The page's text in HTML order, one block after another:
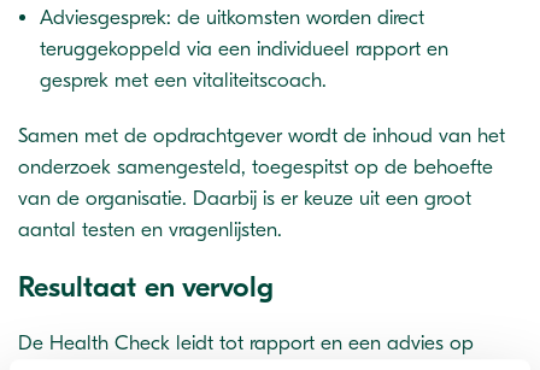
Adviesgesprek: de uitkomsten worden direct
teruggekoppeld via een individueel rapport en
gesprek met een vitaliteitscoach.
Samen met de opdrachtgever wordt de inhoud van het
onderzoek samengesteld, toegespitst op de behoefte
van de organisatie. Daarbij is er keuze uit een groot
aantal testen en vragenlijsten.
Resultaat en vervolg
De Health Check leidt tot rapport en een advies op